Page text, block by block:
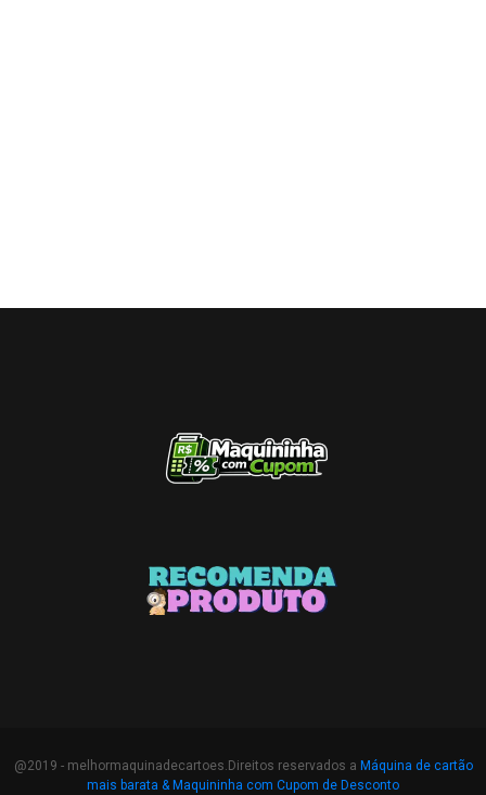
@2019 - melhormaquinadecartoes.Direitos reservados a Máquina de cartão
mais barata & Maquininha com Cupom de Desconto